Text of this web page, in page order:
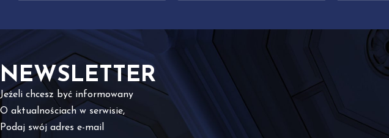
NEWSLETTER
Jeżeli chcesz być informowany
O aktualnościach w serwisie,
Podaj swój adres e-mail